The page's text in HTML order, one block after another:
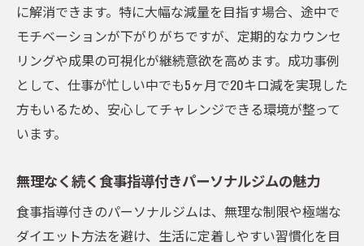
に解消できます。特に大幅な減量を目指す場合、途中で
モチベーションが下がりがちですが、定期的なカウンセ
リングや成果の可視化が継続意欲を高めます。成功事例
として、仕事が忙しい中でも5ヶ月で20キロ減を実現した
方もいるため、安心してチャレンジできる環境が整って
います。
無理なく続く食事指導付きパーソナルジムの魅力
食事指導付きのパーソナルジムは、無理な制限や極端な
ダイエット方法を避け、生活に定着しやすい習慣化を目